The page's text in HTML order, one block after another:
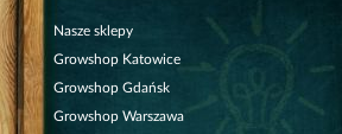
Nasze sklepy
Growshop Katowice
Growshop Gdańsk
Growshop Warszawa